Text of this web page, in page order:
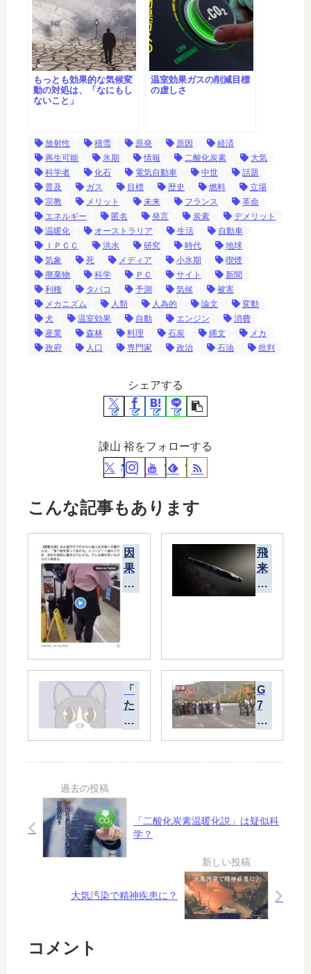
もっとも効果的な気候変
動の対処は、「なにもし
ないこと」
温室効果ガスの削減目標
の虚しさ
放射性 積雪 原発 原因
経済
再生可能
氷期 情報 二酸化炭素
大気
科学者
化石 電気自動車 中世
話題
普及
ガス 目標 歴史 燃料
立場
宗教
メリット 未来 フランス
革命
エネルギー
匿名 発言 炭素
デメリット
温暖化
オーストラリア 生活
自動車
ＩＰＣＣ
洪水 研究 時代
地球
気象
死 メディア 小氷期
喫煙
廃棄物
科学 ＰＣ サイト
新聞
利権
タバコ 予測 気候
被害
メカニズム
人類 人為的 論文
変動
犬
温室効果 自動 エンジン
消費
産業
森林 料理 石炭 縄文
メカ
政府
人口 専門家 政治 石油 批判
シェアする
諌山 裕をフォローする
こんな記事もあります
因
果
応
は
用
さ
れ
飛
来
天
ア
ア
に
つ
「
た
か
ッ
ー
な
ど
と
う
人
G
7
広
ミ
向
人
警
護
訓
「二酸化炭素温暖化説」は疑似科
学？
大気汚染で精神疾患に？
コメント